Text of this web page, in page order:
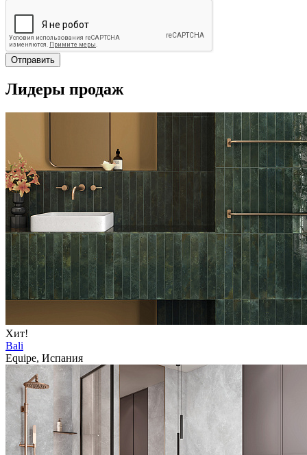
Отправить
Лидеры продаж
Хит!
Bali
Equipe, Испания